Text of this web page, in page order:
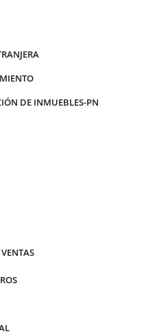
DE INMUEBLES-PN